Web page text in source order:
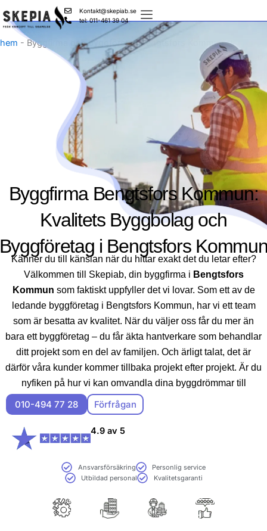
to
content
Kontakt@skepiab.se
tel: 011-461 39 04
hem - Byggfirma och byggföretag Bengtsfors Kommun
Byggfirma Bengtsfors Kommun:
Kvalitets Byggbolag och
i Bengtsfors
Känner du till känslan när du hittar exakt det du letar efter?
Välkommen till Skepiab, din byggfirma i Bengtsfors
Kommun som faktiskt uppfyller det vi lovar. Som ett av de
ledande byggföretag i Bengtsfors Kommun, har vi ett team
som är besatta av kvalitet. När du väljer oss får du mer än
bara ett byggföretag – du får äkta hantverkare som behandlar
ditt projekt som en del av familjen. Och ärligt talat, det är
därför våra kunder kommer tillbaka projekt efter projekt. Är du
nyfiken på hur vi kan omvandla dina byggdrömmar till
verklighet? Hör av dig, så delar vi mer över en fika.
010-494 77 28 Förfrågan
4.9 av 5
Ansvarsförsäkring
Personlig service
Utbildad personal
Kvalitetsgaranti